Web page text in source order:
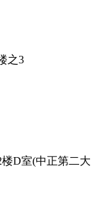
之3
D室(中正第二大